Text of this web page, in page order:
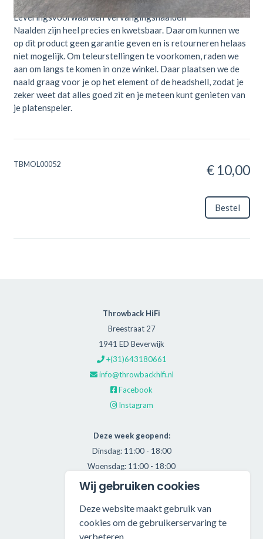
Leveringsvoorwaarden Vervangingsnaalden
Naalden zijn heel precies en kwetsbaar. Daarom kunnen we
op dit product geen garantie geven en is retourneren helaas
niet mogelijk. Om teleurstellingen te voorkomen, raden we
aan om langs te komen in onze winkel. Daar plaatsen we de
naald graag voor je op het element of de headshell, zodat je
zeker weet dat alles goed zit en je meteen kunt genieten van
je platenspeler.
TBMOL00052 € 10,00
Bestel
Throwback HiFi
Breestraat 27
1941 ED Beverwijk
+(31)643180661
info@throwbackhifi.nl
Facebook
Instagram
Deze week geopend:
Dinsdag: 11:00 - 18:00
Woensdag: 11:00 - 18:00
Donderdag: 11:00 - 21:00
Zaterdag: 11:00 - 17:00
Wij gebruiken cookies
Deze website maakt gebruik van
cookies om de gebruikerservaring te
verbeteren.